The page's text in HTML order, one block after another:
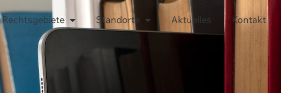
Rechtsgebiete Standorte Aktuelles Kontakt